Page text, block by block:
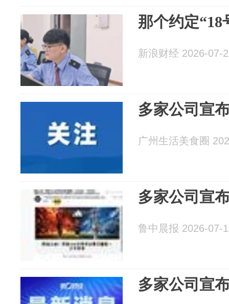
那个约定“18
新浪财经 2026-07-
多家公司宣
广州生活美食圈
多家公司宣
鲁中晨报 2026-07-
多家公司宣